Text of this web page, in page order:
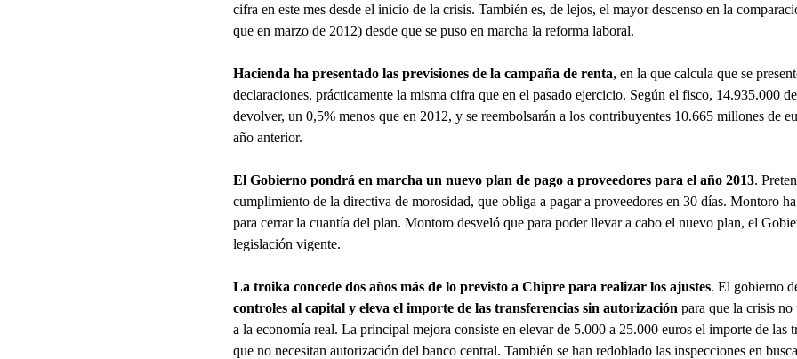
cifra en este mes desde el inicio de la crisis. También es, de lejos, el mayor descenso en la
que en marzo de 2012) desde que se puso en marcha la reforma laboral.
Hacienda ha presentado las previsiones de la campaña de renta, en la que calcula que se
declaraciones, prácticamente la misma cifra que en el pasado ejercicio. Según el fisco, 14.935.000
devolver, un 0,5% menos que en 2012, y se reembolsarán a los contribuyentes 10.665 millones de
año anterior.
El Gobierno pondrá en marcha un nuevo plan de pago a proveedores para el año 2013.
cumplimiento de la directiva de morosidad, que obliga a pagar a proveedores en 30 días. Montoro
para cerrar la cuantía del plan. Montoro desveló que para poder llevar a cabo el nuevo plan, el
legislación vigente.
La troika concede dos años más de lo previsto a Chipre para realizar los ajustes. El gobierno
controles al capital y eleva el importe de las transferencias sin autorización para que la crisis no
a la economía real. La principal mejora consiste en elevar de 5.000 a 25.000 euros el importe de las
que no necesitan autorización del banco central. También se han redoblado las inspecciones en